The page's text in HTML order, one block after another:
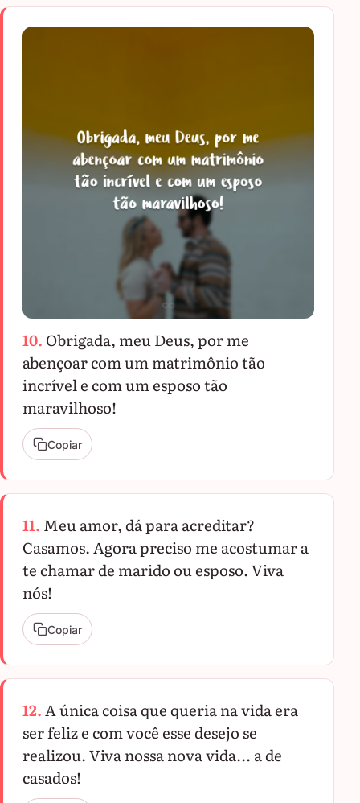
10. Obrigada, meu Deus, por me
abençoar com um matrimônio tão
incrível e com um esposo tão
maravilhoso!
Copiar
11. Meu amor, dá para acreditar?
Casamos. Agora preciso me acostumar a
te chamar de marido ou esposo. Viva
nós!
Copiar
12.A única coisa que queria na vida era
ser feliz e com você esse desejo se
realizou. Viva nossa nova vida... a de
casados!